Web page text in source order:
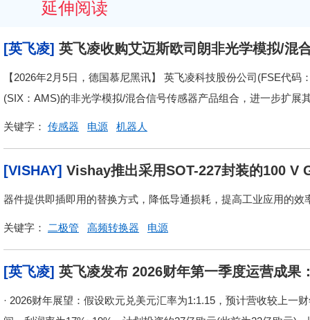
延伸阅读
[英飞凌] 英飞凌收购艾迈斯欧司朗非光学模拟/混
器领域的领导地位
【2026年2月5日，德国慕尼黑讯】 英飞凌科技股份公司(FSE代
(SIX：AMS)的非光学模拟/混合信号传感器产品组合，进一步扩展
关键字： 传感器 电源 机器人
[VISHAY] Vishay推出采用SOT-227封装的100 V
V
器件提供即插即用的替换方式，降低导通损耗，提高工业应用的效
关键字： 二极管 高频转换器 电源
[英飞凌] 英飞凌发布 2026财年第一季度运营成果
场动能进一步强化AI领域投资
· 2026财年展望：假设欧元兑美元汇率为1:1.15，预计营收较上一